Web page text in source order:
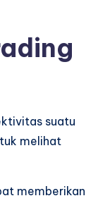
suatu
melihat
memberikan